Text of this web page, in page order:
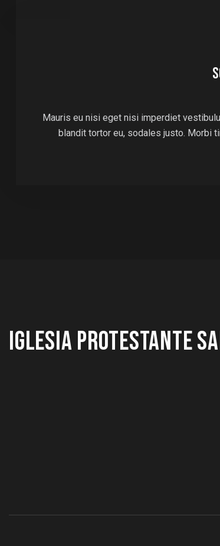
Mauris eu nisi eget nisi imperdiet
blandit tortor eu, sodales justo. Morbi
IGLESIA PROTESTANTE